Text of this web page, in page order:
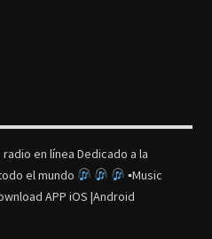
en línea Dedicado a la
el mundo
▪Music
APP iOS |Android